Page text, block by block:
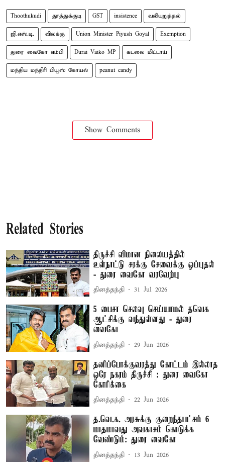
Thoothukudi தூத்துக்குடி GST insistence வலியுறுத்தல்
ஜி.எஸ்.டி. விலக்கு Union Minister Piyush Goyal Exemption
துரை வைகோ எம்பி Durai Vaiko MP கடலை மிட்டாய்
மந்திய மந்திரி பியூஸ் கோயல் peanut candy
Show Comments
Related Stories
திருச்சி விமான நிலையத்தில்
உள்நாட்டு சரக்கு சேவைக்கு ஒப்புதல்
- துரை வைகோ வரவேற்பு
தினத்தந்தி 31 Jul 2026
5 பைசா செலவு செய்யாமல் தவெக
ஆட்சிக்கு வந்துள்ளது - துரை
வைகோ
தினத்தந்தி 29 Jun 2026
தனிப்போக்குவரத்து கோட்டம் இல்லாத
ஒரே நகரம் திருச்சி : துரை வைகோ
கோரிக்கை
தினத்தந்தி 22 Jun 2026
த.வெ.க. அரசுக்கு குறைந்தபட்சம் 6
மாதமாவது அவகாசம் கொடுக்க
வேண்டும்: துரை வைகோ
தினத்தந்தி 13 Jun 2026